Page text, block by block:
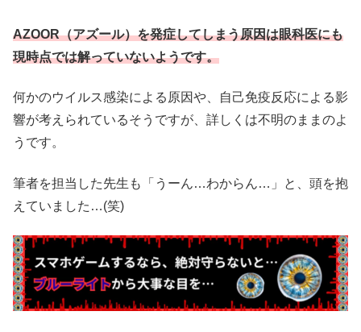
AZOOR（アズール）を発症してしまう原因は眼科医にも
現時点では解っていないようです。
何かのウイルス感染による原因や、自己免疫反応による影
響が考えられているそうですが、詳しくは不明のままのよ
うです。
筆者を担当した先生も「うーん…わからん…」と、頭を抱
えていました…(笑)